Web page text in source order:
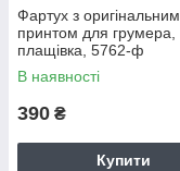
Фартух з оригінальним
принтом для грумера,
плащівка, 5762-ф
В наявності
390 ₴
Купити